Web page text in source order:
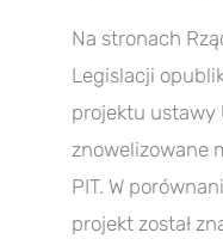
Na stronach
Legislacji
projektu ustawy
znowelizowane
PIT. W
projekt został